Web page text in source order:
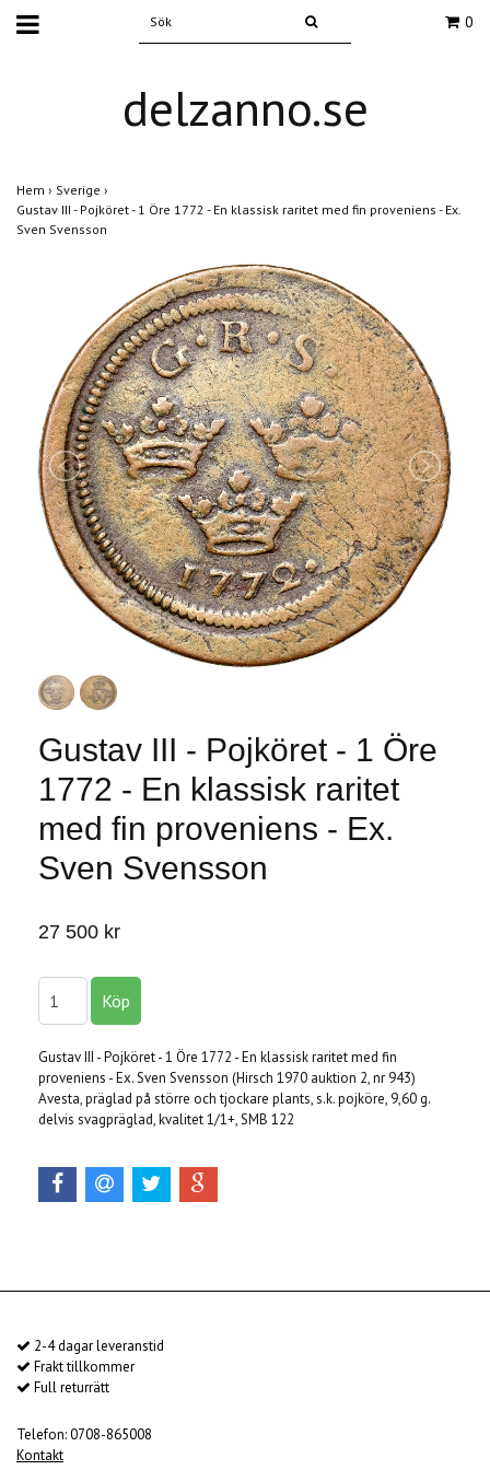
0
delzanno.se
Hem › Sverige ›
Gustav III - Pojköret - 1 Öre 1772 - En klassisk raritet med fin proveniens - Ex.
Sven Svensson
Gustav III - Pojköret - 1 Öre
1772 - En klassisk raritet
med fin proveniens - Ex.
Sven Svensson
27 500 kr
Gustav III - Pojköret - 1 Öre 1772 - En klassisk raritet med fin
proveniens - Ex. Sven Svensson (Hirsch 1970 auktion 2, nr 943)
Avesta, präglad på större och tjockare plants, s.k. pojköre, 9,60 g.
delvis svagpräglad, kvalitet 1/1+, SMB 122
2-4 dagar leveranstid
Frakt tillkommer
Full returrätt
Telefon: 0708-865008
Kontakt